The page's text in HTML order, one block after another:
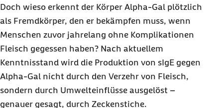
Doch wieso erkennt der Körper Alpha-Gal plötzlich
als Fremdkörper, den er bekämpfen muss, wenn
Menschen zuvor jahrelang ohne Komplikationen
Fleisch gegessen haben? Nach aktuellem
Kenntnisstand wird die Produktion von sIgE gegen
Alpha-Gal nicht durch den Verzehr von Fleisch,
sondern durch Umwelteinflüsse ausgelöst –
genauer gesagt, durch Zeckenstiche.